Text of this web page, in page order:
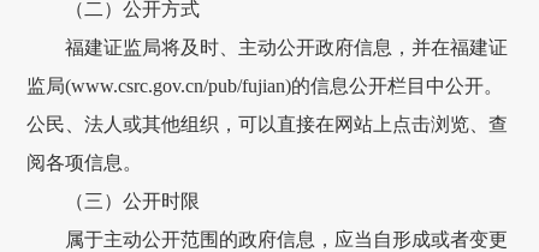
（二）公开方式
福建证监局将及时、主动公开政府信息，并在福建证
监局(www.csrc.gov.cn/pub/fujian)的信息公开栏目中公开。
公民、法人或其他组织，可以直接在网站上点击浏览、查
阅各项信息。
（三）公开时限
属于主动公开范围的政府信息，应当自形成或者变更